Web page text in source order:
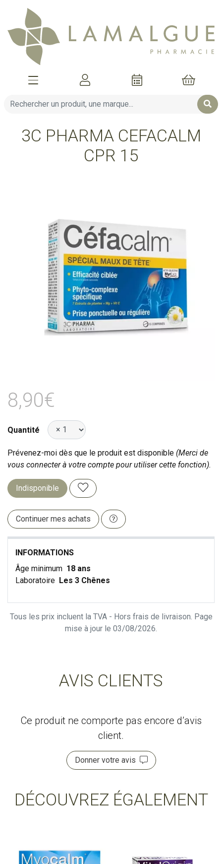
Afficher la navigation
Mon
3C PHARMA CEFACALM
CPR 15
8,90€
Quantité
Prévenez-moi dès que le produit est disponible (Merci de
vous connecter à votre compte pour utiliser cette fonction).
Indisponible
Continuer mes achats
INFORMATIONS
Âge minimum 18 ans
Laboratoire Les 3 Chênes
Tous les prix incluent la TVA - Hors frais de livraison. Page
mise à jour le 03/08/2026.
AVIS CLIENTS
Ce produit ne comporte pas encore d’avis
client.
Donner votre avis
DÉCOUVREZ ÉGALEMENT